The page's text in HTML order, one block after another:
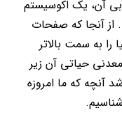
آن، یک اکوسیستم
آنجا که صفحات
به سمت بالاتر
حیاتی آن زیر
آنچه که ما امروزه